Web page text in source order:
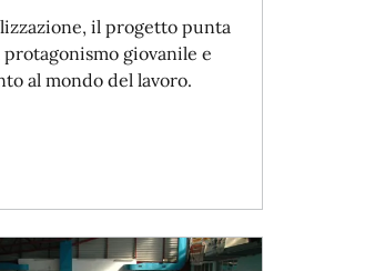
il progetto punta
giovanile e
al mondo del lavoro.